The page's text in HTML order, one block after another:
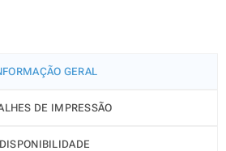
GERAL
DE IMPRESSÃO
DISPONIBILIDADE